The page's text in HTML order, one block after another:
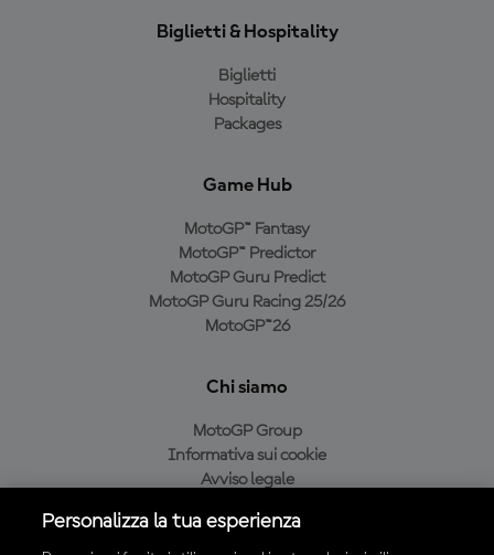
Biglietti & Hospitality
Biglietti
Hospitality
Packages
Game Hub
MotoGP™ Fantasy
MotoGP™ Predictor
MotoGP Guru Predict
MotoGP Guru Racing 25/26
MotoGP™26
Chi siamo
MotoGP Group
Informativa sui cookie
Avviso legale
Condizioni di acquisto
Personalizza la tua esperienza